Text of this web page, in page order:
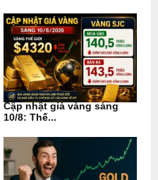
Cập nhật giá vàng sáng
10/8: Thế...